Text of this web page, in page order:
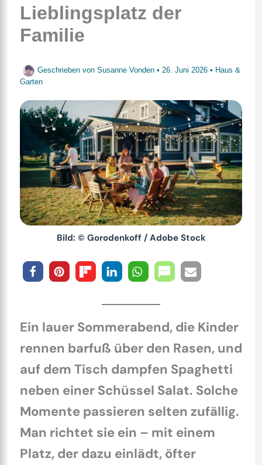
Lieblingsplatz der
Familie
Geschrieben von Susanne Vonden • 26. Juni 2026 • Haus &
Garten
Bild: © Gorodenkoff / Adobe Stock
Ein lauer Sommerabend, die Kinder
rennen barfuß über den Rasen, und
auf dem Tisch dampfen Spaghetti
neben einer Schüssel Salat. Solche
Momente passieren selten zufällig.
Man richtet sie ein – mit einem
Platz, der dazu einlädt, öfter